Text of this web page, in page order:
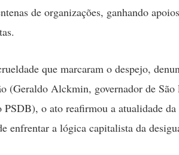
de organizações, ganhando
que marcaram o despejo,
(Geraldo Alckmin, governador de São
o ato reafirmou a atualidade
enfrentar a lógica capitalista da